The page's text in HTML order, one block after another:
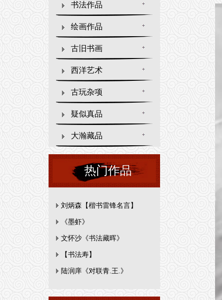
书法作品
绘画作品
古旧书画
西洋艺术
古玩杂项
疑似真品
大瀚藏品
热门作品
刘炳森【楷书雷锋名言】
《墨虾》
文怀沙《书法藏晖》
【书法寿】
陆润庠《对联青.王.》